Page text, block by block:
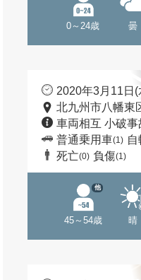
0～24歳 曇
2020年3月11日(
北九州市八幡東
車両相互 小破事
普通乗用車(1) 自
死亡(0) 負傷(1)
45～54歳
他
晴